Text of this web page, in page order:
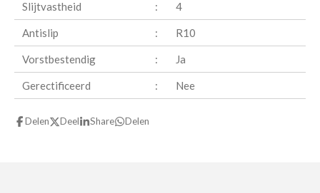
Slijtvastheid : 4
Antislip : R10
Vorstbestendig : Ja
Gerectificeerd : Nee
Delen Deel Share Delen